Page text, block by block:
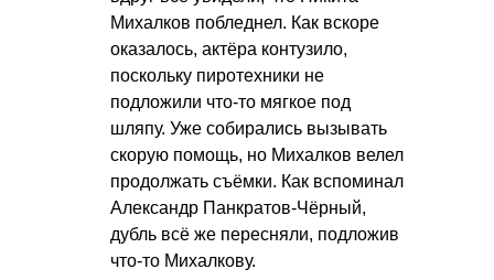
Михалков побледнел. Как вскоре
оказалось, актёра контузило,
поскольку пиротехники не
подложили что-то мягкое под
шляпу. Уже собирались вызывать
скорую помощь, но Михалков велел
продолжать съёмки. Как вспоминал
Александр Панкратов-Чёрный,
дубль всё же пересняли, подложив
что-то Михалкову.